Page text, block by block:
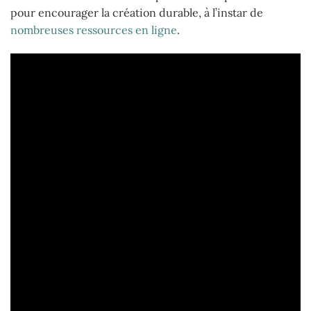
pour encourager la création durable, à l’instar de
nombreuses ressources en ligne.